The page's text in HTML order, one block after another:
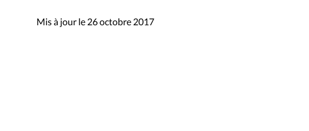
Mis à jour le 26 octobre 2017